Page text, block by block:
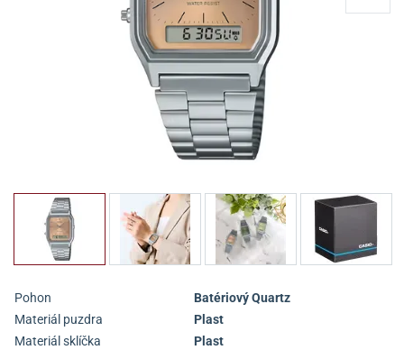
Pohon
Batériový Quartz
Materiál puzdra
Plast
Materiál sklíčka
Plast